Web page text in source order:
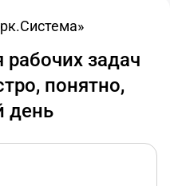
задач
понятно,
день